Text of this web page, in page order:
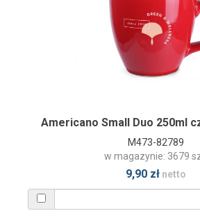
Americano Small Duo 250ml
M473-82789
w magazynie: 3679
9,90 złnetto